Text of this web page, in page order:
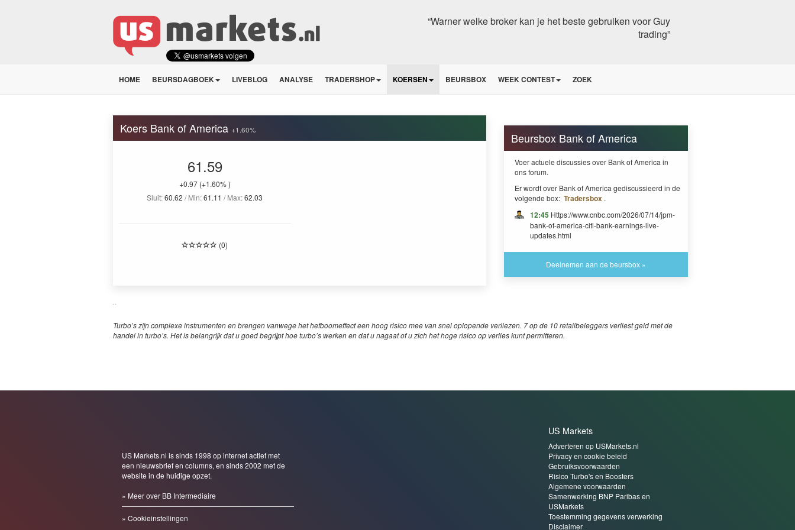
“Warner welke broker kan je het beste gebruiken voor Guy
trading”
HOME BEURSDAGBOEK LIVEBLOG ANALYSE TRADERSHOP KOERSEN BEURSBOX WEEK CONTEST ZOEK
Koers Bank of America +1.60%
61.59
+0.97 (+1.60% )
Sluit:60.62/ Min:61.11/ Max:62.03
(0)
Beursbox Bank of America
Voer actuele discussies over Bank of America in
ons forum.
Er wordt over Bank of America gediscussieerd in de
volgende box:Tradersbox .
12:45 Https://www.cnbc.com/2026/07/14/jpm-
bank-of-america-citi-bank-earnings-live-
updates.html
Deelnemen aan de beursbox »
Turbo’s zijn complexe instrumenten en brengen vanwege het hefboomeffect een hoog risico mee van snel oplopende verliezen. 7 op de 10 retailbeleggers verliest geld met de
handel in turbo’s. Het is belangrijk dat u goed begrijpt hoe turbo’s werken en dat u nagaat of u zich het hoge risico op verlies kunt permitteren.
US Markets.nl is sinds 1998 op internet actief met
een nieuwsbrief en columns, en sinds 2002 met de
website in de huidige opzet.
» Meer over BB Intermediaire
» Cookieinstellingen
US Markets
Adverteren op USMarkets.nl
Privacy en cookie beleid
Gebruiksvoorwaarden
Risico Turbo's en Boosters
Algemene voorwaarden
Samenwerking BNP Paribas en
USMarkets
Toestemming gegevens verwerking
Disclaimer